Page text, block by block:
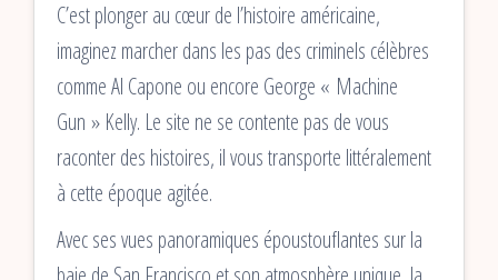
C’est plonger au cœur de l’histoire américaine,
imaginez marcher dans les pas des criminels célèbres
comme Al Capone ou encore George « Machine
Gun » Kelly. Le site ne se contente pas de vous
raconter des histoires, il vous transporte littéralement
à cette époque agitée.
Avec ses vues panoramiques époustouflantes sur la